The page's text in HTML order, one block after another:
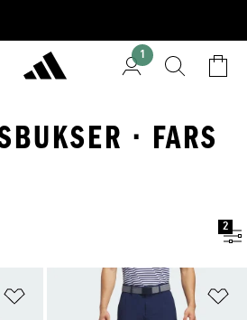
1
· FARS
2
Føj til ønskeliste